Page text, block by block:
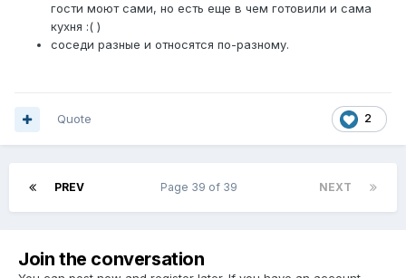
гости моют сами, но есть еще в чем готовили и сама
кухня :( )
соседи разные и относятся по-разному.
2
Quote
PREV NEXT
Page 39 of 39
Join the conversation